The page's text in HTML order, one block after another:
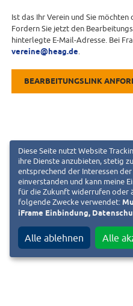
Ist das Ihr Verein und Sie
Fordern Sie jetzt den
hinterlegte E-Mail-Adresse. Bei
vereine@heag.de
BEARBEITUNGSLINK
Diese Seite nutzt Website
ihre Dienste anzubieten, stetig
entsprechend der Interessen
einverstanden und kann meine
für die Zukunft widerrufen oder
folgende Zwecke verwendet:
iFrame Einbindung,
Alle ablehnen Alle